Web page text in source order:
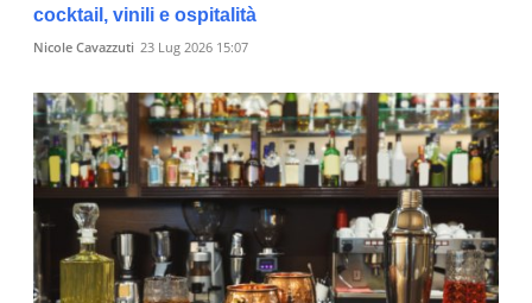
cocktail, vinili e ospitalità
Nicole Cavazzuti 23 Lug 2026 15:07